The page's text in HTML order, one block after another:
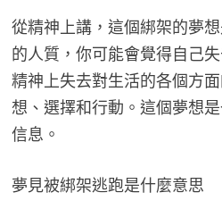
從精神上講，這個綁架的夢
的人質，你可能會覺得自己
精神上失去對生活的各個方
想、選擇和行動。這個夢想
信息。
夢見被綁架逃跑是什麼意思